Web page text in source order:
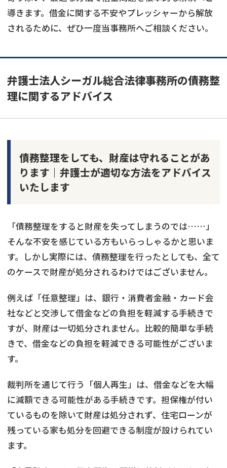
導きます。借金に関する不安やプレッシャーから解放
されるために、ぜひ一度当事務所へご相談ください。
弁護士法人シーガル総合法律事務所の債務整
理に関するアドバイス
債務整理をしても、財産は守れることがあ
ります｜弁護士が適切な方法をアドバイス
いたします
「債務整理をすると財産を失ってしまうのでは……」
そんな不安を感じている方もいらっしゃるかと思いま
す。しかし実際には、債務整理を行ったとしても、全て
のケースで財産が処分されるわけではございません。
例えば「任意整理」は、銀行・消費者金融・カード会
社などと交渉して借金などの負担を軽減する手続きで
すが、財産は一切処分されません。比較的簡単な手続
きで、借金などの負担を軽減できる可能性がございま
す。
裁判所を通じて行う「個人再生」は、借金などを大幅
に減額できる可能性がある手続きです。担保権が付い
ているものを除いて財産は処分されず、住宅ローンが
残っている家も処分を回避できる制度が設けられてい
ます。